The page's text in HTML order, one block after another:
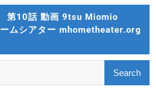
第10話 動画 9tsu Miomio
ムシアター mhometheater.org